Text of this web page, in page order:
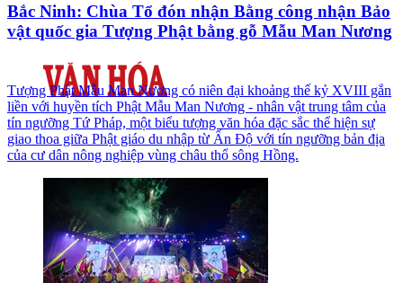
Bắc Ninh: Chùa Tổ đón nhận Bằng công nhận Bảo
vật quốc gia Tượng Phật bằng gỗ Mẫu Man Nương
Tượng Phật Mẫu Man Nương có niên đại khoảng thế kỷ XVIII gắn
liền với huyền tích Phật Mẫu Man Nương - nhân vật trung tâm của
tín ngưỡng Tứ Pháp, một biểu tượng văn hóa đặc sắc thể hiện sự
giao thoa giữa Phật giáo du nhập từ Ấn Độ với tín ngưỡng bản địa
của cư dân nông nghiệp vùng châu thổ sông Hồng.